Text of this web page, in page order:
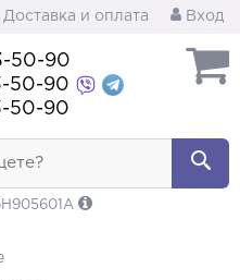
Доставка и оплата Вход
50-90
50-90
50-90